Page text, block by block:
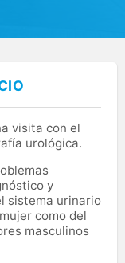
visita con el
urológica.
y
sistema urinario
como del
masculinos